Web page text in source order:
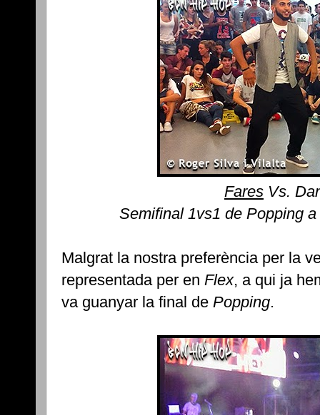
Fares Vs.
Semifinal 1vs1 de Popping
Malgrat la nostra preferència per la
representada per en Flex, a qui ja
va guanyar la final de Popping.